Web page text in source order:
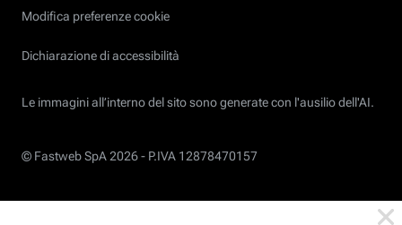
Modifica preferenze cookie
Dichiarazione di accessibilità
Le immagini all’interno del sito sono generate con l'ausilio dell'AI.
© Fastweb SpA 2026 - P.IVA 12878470157